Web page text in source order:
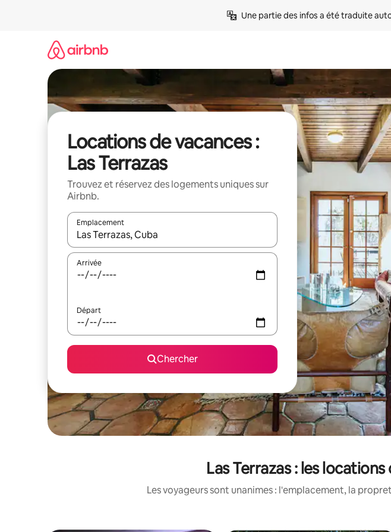
Une partie des infos a été traduite
Locations de vacances :
Las Terrazas
Trouvez et réservez des logements uniques sur
Airbnb.
Emplacement
Quand les résultats sont affichés, parcourez-les en utilisant les flèches vers le
Arrivée
Départ
Chercher
Las Terrazas : les
Les voyageurs sont unanimes : l'emplacement, la